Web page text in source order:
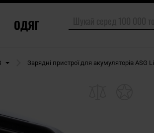
ОДЯГ
Зарядні пристрої для акумуляторів ASG